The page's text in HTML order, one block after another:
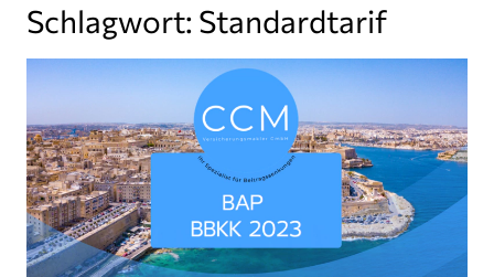
Schlagwort: Standardtarif